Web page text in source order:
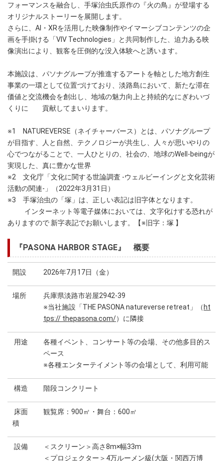
フォーマンスを融合し、手塚治虫氏原作の『火の鳥』が登場する
オリジナルストーリーを展開します。
さらに、AI・XRを活用した映像制作やイマーシブコンテンツの企
画を手掛ける「VIV Technologies」と共同制作した、迫力ある映
像演出により、観客を圧倒的な没入体験へと誘います。
本施設は、パソナグループが推進するアートを軸とした地方創生
事業の一環として位置づけており、淡路島において、新たな滞在
価値と交流機会を創出し、地域の魅力向上と持続的なにぎわいづ
くりに 貢献してまいります。
※1 NATUREVERSE（ネイチャーバース）とは、パソナグループ
が目指す、人と自然、テクノロジーが共生し、人々が思いやりの
心でつながることで、一人ひとりの、社会の、地球のWell-beingが
実現した、真に豊かな世界
※2 文化庁「文化に関する世論調査 -ウェルビーイングと文化芸術
活動の関連-」（2022年3月31日）
※3 手塚治虫の「塚」は、正しい表記は旧字体となります。
インターネット等電子媒体においては、文字化けする恐れが
ありますので 新字表記でお願いします。【※旧字：塚 】
『PASONA HARBOR STAGE』 概要
開設 2026年7月17日（金）
場所
兵庫県淡路市岩屋2942-39
※当社施設「THE PASONA natureverse retreat」（ ht
tps:// thepasona.com/）に隣接
用途
各種イベント、コンサート等の会場、その他多目的ス
ペース
※各種エンターテイメント等の会場として、利用可能
構造 階段コンクリート
床面
積
観覧席：900㎡・舞台：600㎡
設備
＜スクリーン＞高さ8m×幅33m
＜プロジェクター＞4万ルーメン級(大阪・関西万博